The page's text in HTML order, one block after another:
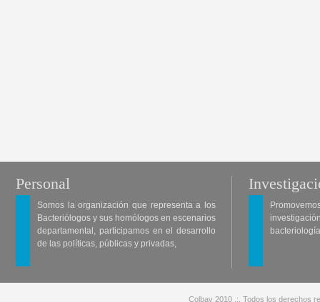
Personal
Somos la organización que representa a los
Bacteriólogos y sus homólogos en escenarios
departamental, participamos en el desarrollo
de las políticas, públicas y privadas,
Colbav 2010 .:. Todos los derechos